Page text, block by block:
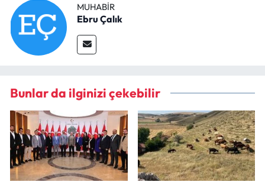
MUHABIR
Ebru Çalık
Bunlar da ilginizi çekebilir